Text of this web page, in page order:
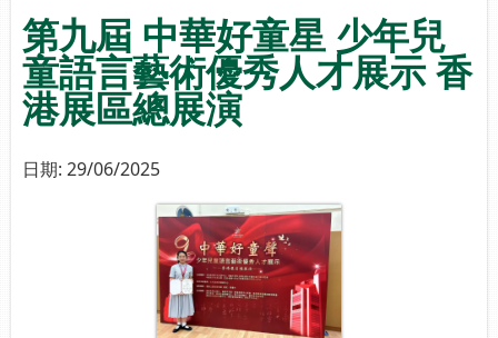
第九屆 中華好童星 少年兒
童語言藝術優秀人才展示 香
港展區總展演
日期: 29/06/2025